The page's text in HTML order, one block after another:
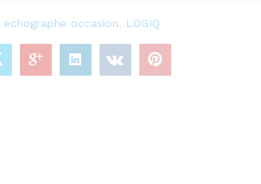
echographe occasion LOGIQ